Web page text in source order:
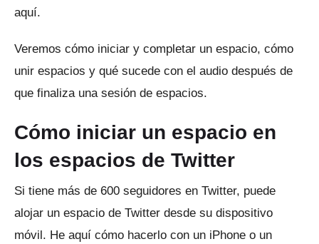
aquí.
Veremos cómo iniciar y completar un espacio, cómo
unir espacios y qué sucede con el audio después de
que finaliza una sesión de espacios.
Cómo iniciar un espacio en
los espacios de Twitter
Si tiene más de 600 seguidores en Twitter, puede
alojar un espacio de Twitter desde su dispositivo
móvil. He aquí cómo hacerlo con un iPhone o un